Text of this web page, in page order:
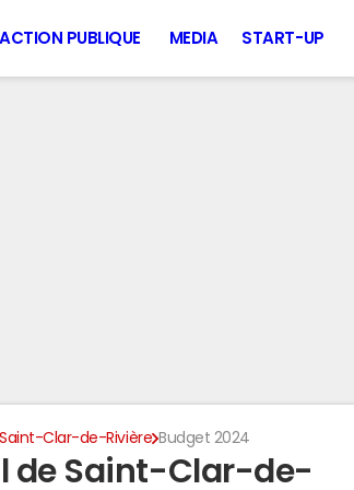
ACTION PUBLIQUE MEDIA START-UP
Saint-Clar-de-Rivière Budget 2024
de Saint-Clar-de-